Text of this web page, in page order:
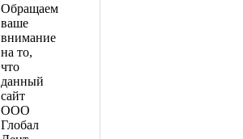
Обращаем
ваше
внимание
на то,
что
данный
сайт
ООО
Глобал